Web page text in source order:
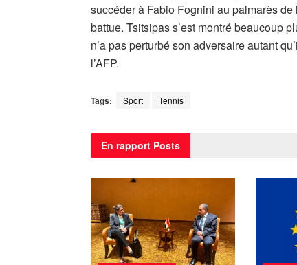
succéder à Fabio Fognini au palmarès
battue. Tsitsipas s’est montré beaucoup
n’a pas perturbé son adversaire autant
l’AFP.
Tags: Sport Tennis
En rapport Posts